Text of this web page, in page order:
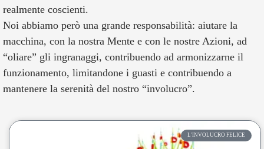
realmente coscienti.
Noi abbiamo però una grande responsabilità: aiutare la
macchina, con la nostra Mente e con le nostre Azioni, ad
“oliare” gli ingranaggi, contribuendo ad armonizzarne il
funzionamento, limitandone i guasti e contribuendo a
mantenere la serenità del nostro “involucro”.
L'INVOLUCRO FELICE